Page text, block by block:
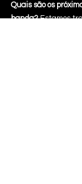
Quais são os
banda? Estamos